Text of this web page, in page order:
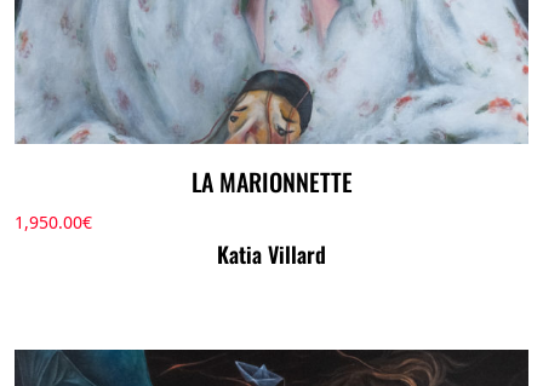
LA MARIONNETTE
1,950.00€
Katia Villard